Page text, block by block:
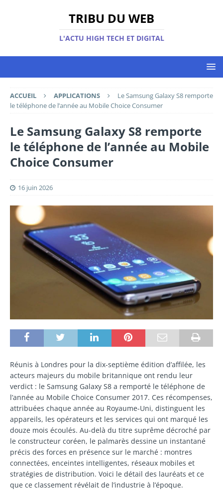
TRIBU DU WEB
L'ACTU HIGH TECH ET DIGITAL
ACCUEIL APPLICATIONS
Le Samsung Galaxy S8 remporte
le téléphone de l’année au Mobile Choice Consumer
Le Samsung Galaxy S8 remporte
le téléphone de l’année au Mobile
Choice Consumer
16 juin 2026
Réunis à Londres pour la dix-septième édition d’affilée, les
acteurs majeurs du mobile britannique ont rendu leur
verdict : le Samsung Galaxy S8 a remporté le téléphone de
l’année au Mobile Choice Consumer 2017. Ces récompenses,
attribuées chaque année au Royaume-Uni, distinguent les
appareils, les opérateurs et les services qui ont marqué les
douze mois écoulés. Au-delà du titre suprême décroché par
le constructeur coréen, le palmarès dessine un instantané
précis des forces en présence sur le marché : montres
connectées, enceintes intelligentes, réseaux mobiles et
stratégies de distribution. Voici le détail des lauréats et ce
que ce classement révélait de l’industrie à l’époque.